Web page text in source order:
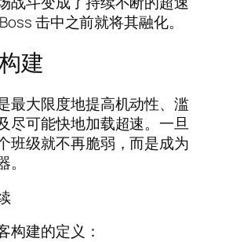
击中之前就将其融化。
建
最大限度地提高机动性、滥
尽可能快地加载超速。一旦
班级就不再脆弱，而是成为
构建的定义：